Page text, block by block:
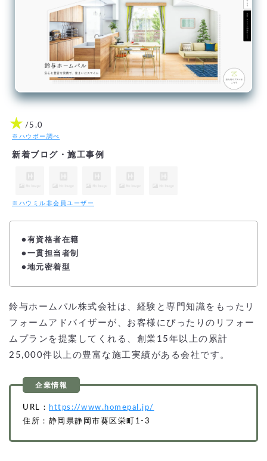
★ /5.0
※ハウボー調べ
新着ブログ・施工事例
※ハウミル非会員ユーザー
● 有資格者在籍
●一貫担当者制
●地元密着型
鈴与ホームパル株式会社は、経験と専門知識をもったリ
フォームアドバイザーが、お客様にぴったりのリフォー
ムプランを提案してくれる、創業15年以上の累計
25,000件以上の豊富な施工実績がある会社です。
URL：
https://www.homepal.jp/
住所：静岡県静岡市葵区栄町1-3